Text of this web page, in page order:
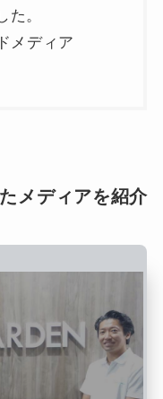
。
メディア
メディアを紹介